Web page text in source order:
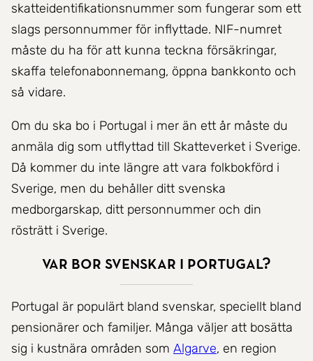
skatteidentifikationsnummer som fungerar som ett
slags personnummer för inflyttade. NIF-numret
måste du ha för att kunna teckna försäkringar,
skaffa telefonabonnemang, öppna bankkonto och
så vidare.
Om du ska bo i Portugal i mer än ett år måste du
anmäla dig som utflyttad till Skatteverket i Sverige.
Då kommer du inte längre att vara folkbokförd i
Sverige, men du behåller ditt svenska
medborgarskap, ditt personnummer och din
rösträtt i Sverige.
Var bor svenskar i Portugal?
Portugal är populärt bland svenskar, speciellt bland
pensionärer och familjer. Många väljer att bosätta
sig i kustnära områden som Algarve, en region